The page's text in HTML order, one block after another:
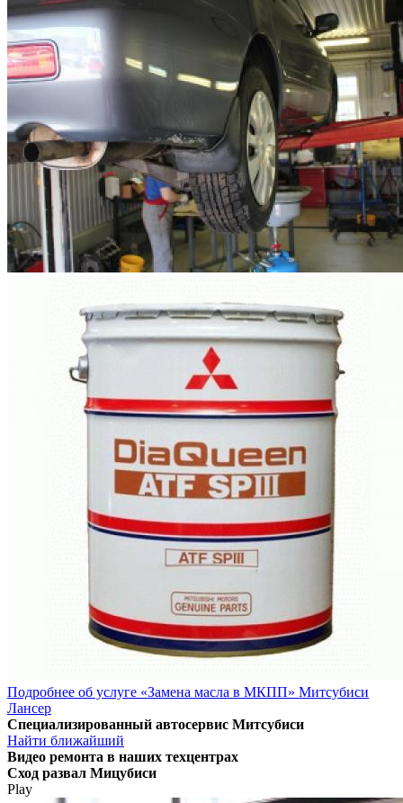
Подробнее об услуге «Замена масла в МКПП» Митсубиси
Лансер
Специализированный автосервис Митсубиси
Найти ближайший
Видео ремонта в наших техцентрах
Сход развал Мицубиси
Play